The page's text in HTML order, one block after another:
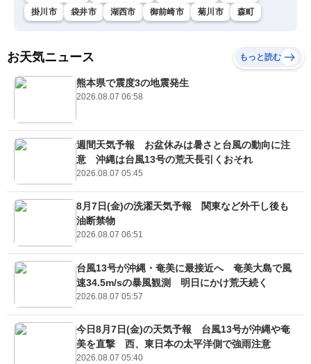
掛川市
袋井市 湖西市 御前崎市 菊川市 森町
お天気ニュース もっと読む
熊本県で震度3の地震発生
2026.08.07 06:58
週間天気予報 お盆休みは暑さと台風の動向に注
意 沖縄は台風13号の荒天長引くおそれ
2026.08.07 05:45
8月7日(金)の洗濯天気予報 関東など外干し後も
油断禁物
2026.08.07 06:51
台風13号が沖縄・奄美に最接近へ 奄美大島で風
速34.5m/sの暴風観測 明日にかけ荒天続く
2026.08.07 05:57
今日8月7日(金)の天気予報 台風13号が沖縄や奄
美を直撃 西、東日本の太平洋側で強雨注意
2026.08.07 05:40